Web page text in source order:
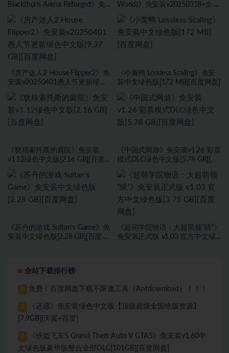
Blackthorn Arena Reforged》免
文版[30.98 GB][百度网盘]
World)》免安装v20250318+全
盘]
《房产达人2 House Flipper2》免
安装v20250401愚人节更新绿色
《小黄鸭 Lossless Scaling》免安
装中文绿色版[172 MB][百度网盘]
《犹格索托斯的庭院》免安装
v1.12绿色中文版[2.16 GB][百度网
《中国式网游》免安装v1.26 彩票
模式DLC绿色中文版[5.78 GB][百
《苏丹的游戏 Sultan’s Game》免
安装中文绿色版[2.28 GB][百度网
《超萌学院物语：大超萌领“狱”》
免安装正式版 v1.03 官方中文绿
全站下载排行榜
1 免费！百度网盘下载不限速工具（Antdownload）！！！
2
《还愿》免安装绿色中文版【顶级超级全国绝版资源】
[7.9GB][天翼+百度]
3
《侠盗飞车5 Grand Theft Auto V GTA5》免安装v1.60中
文绿色版豪华版整合全部DLC[101GB][百度网盘]